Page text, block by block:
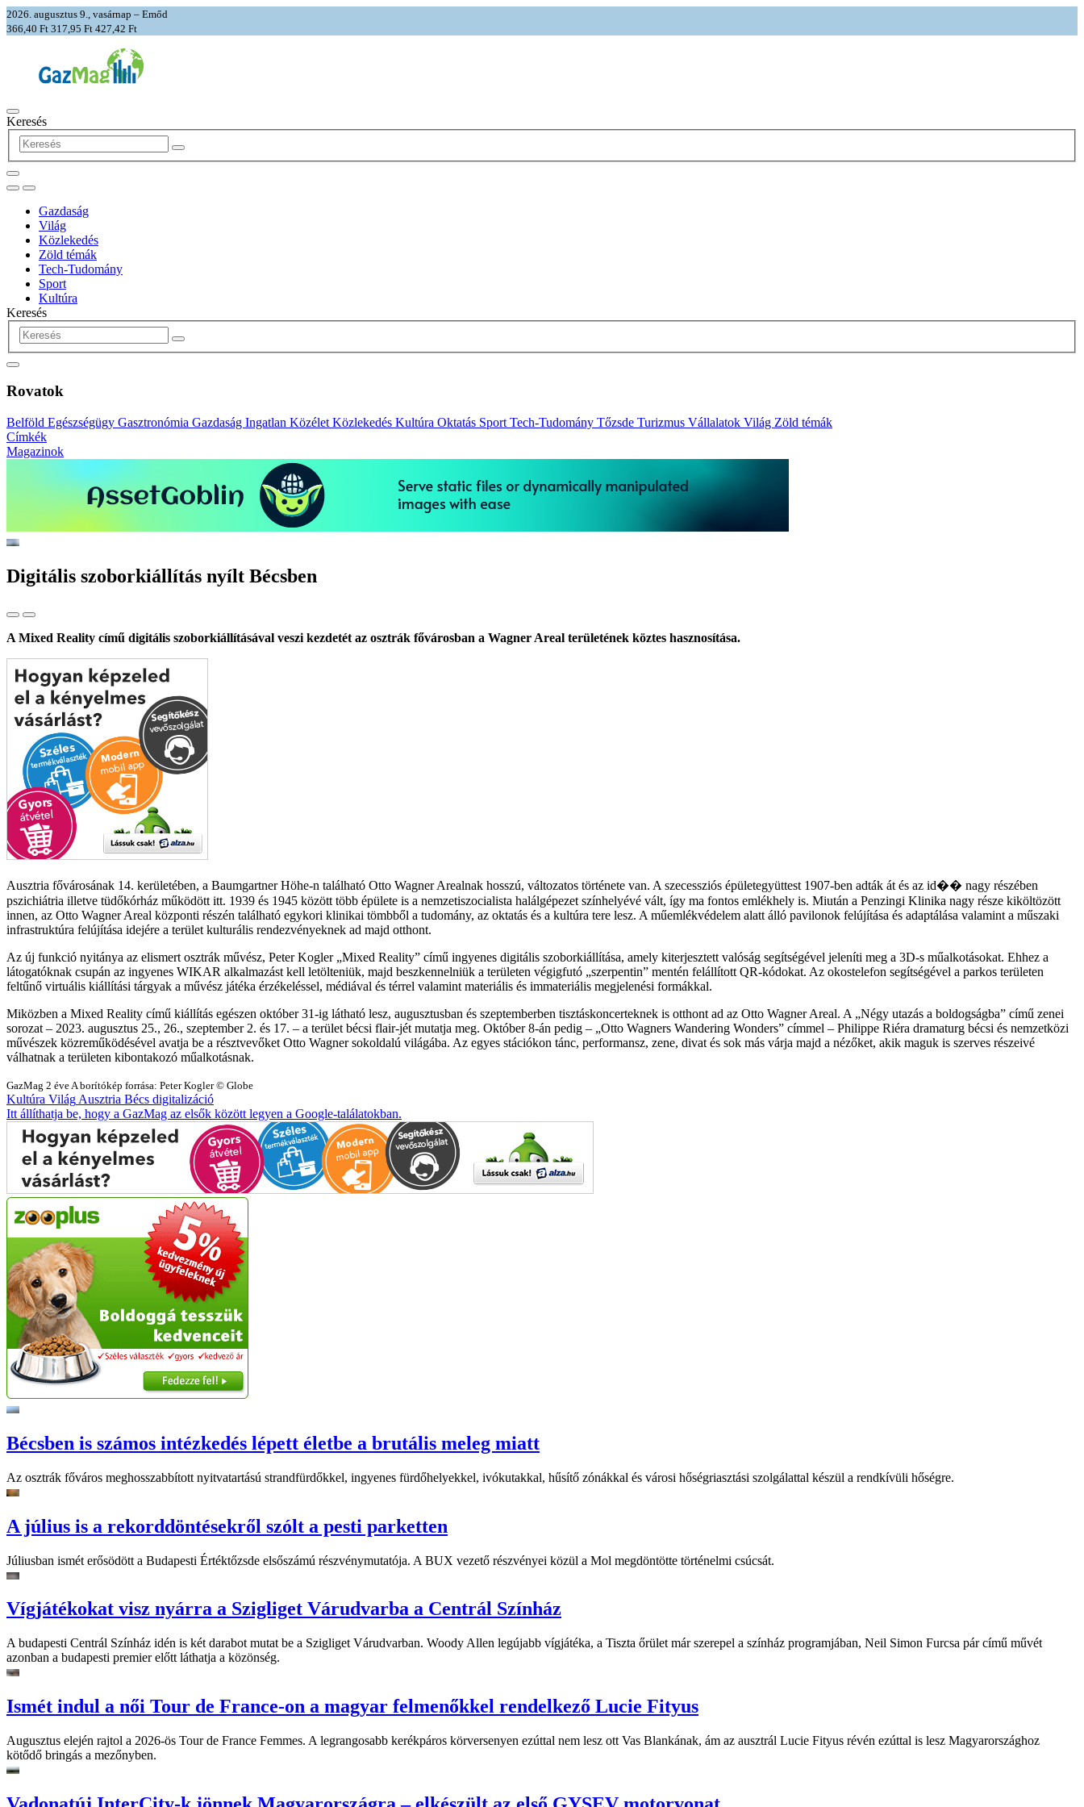
2026. augusztus 9., vasárnap – Emőd
366,40 Ft 317,95 Ft 427,42 Ft
Keresés
Gazdaság
Világ
Közlekedés
Zöld témák
Tech-Tudomány
Sport
Kultúra
Keresés
Rovatok
Belföld Egészségügy Gasztronómia Gazdaság Ingatlan Közélet Közlekedés Kultúra Oktatás Sport Tech-Tudomány Tőzsde Turizmus Vállalatok Világ Zöld témák
Címkék
Magazinok
Digitális szoborkiállítás nyílt Bécsben
A Mixed Reality című digitális szoborkiállításával veszi kezdetét az osztrák fővárosban a Wagner Areal területének köztes hasznosítása.
Ausztria fővárosának 14. kerületében, a Baumgartner Höhe-n található Otto Wagner Arealnak hosszú, változatos története van. A szecessziós épületegyüttest 1907-ben adták át és az id�� nagy részében
pszichiátria illetve tüdőkórház működött itt. 1939 és 1945 között több épülete is a nemzetiszocialista halálgépezet színhelyévé vált, így ma fontos emlékhely is. Miután a Penzingi Klinika nagy része kiköltözött
innen, az Otto Wagner Areal központi részén található egykori klinikai tömbből a tudomány, az oktatás és a kultúra tere lesz. A műemlékvédelem alatt álló pavilonok felújítása és adaptálása valamint a műszaki
infrastruktúra felújítása idejére a terület kulturális rendezvényeknek ad majd otthont.
Az új funkció nyitánya az elismert osztrák művész, Peter Kogler „Mixed Reality” című ingyenes digitális szoborkiállítása, amely kiterjesztett valóság segítségével jeleníti meg a 3D-s műalkotásokat. Ehhez a
látogatóknak csupán az ingyenes WIKAR alkalmazást kell letölteniük, majd beszkennelniük a területen végigfutó „szerpentin” mentén felállított QR-kódokat. Az okostelefon segítségével a parkos területen
feltűnő virtuális kiállítási tárgyak a művész játéka érzékeléssel, médiával és térrel valamint materiális és immateriális megjelenési formákkal.
Miközben a Mixed Reality című kiállítás egészen október 31-ig látható lesz, augusztusban és szeptemberben tisztáskoncerteknek is otthont ad az Otto Wagner Areal. A „Négy utazás a boldogságba” című zenei
sorozat – 2023. augusztus 25., 26., szeptember 2. és 17. – a terület bécsi flair-jét mutatja meg. Október 8-án pedig – „Otto Wagners Wandering Wonders” címmel – Philippe Riéra dramaturg bécsi és nemzetközi
művészek közreműködésével avatja be a résztvevőket Otto Wagner sokoldalú világába. Az egyes stációkon tánc, performansz, zene, divat és sok más várja majd a nézőket, akik maguk is szerves részeivé
válhatnak a területen kibontakozó műalkotásnak.
GazMag 2 éve A borítókép forrása: Peter Kogler © Globe
Kultúra Világ Ausztria Bécs digitalizáció
Itt állíthatja be, hogy a GazMag az elsők között legyen a Google-találatokban.
Bécsben is számos intézkedés lépett életbe a brutális meleg miatt
Az osztrák főváros meghosszabbított nyitvatartású strandfürdőkkel, ingyenes fürdőhelyekkel, ivókutakkal, hűsítő zónákkal és városi hőségriasztási szolgálattal készül a rendkívüli hőségre.
A július is a rekorddöntésekről szólt a pesti parketten
Júliusban ismét erősödött a Budapesti Értéktőzsde elsőszámú részvénymutatója. A BUX vezető részvényei közül a Mol megdöntötte történelmi csúcsát.
Vígjátékokat visz nyárra a Szigliget Várudvarba a Centrál Színház
A budapesti Centrál Színház idén is két darabot mutat be a Szigliget Várudvarban. Woody Allen legújabb vígjátéka, a Tiszta őrület már szerepel a színház programjában, Neil Simon Furcsa pár című művét
azonban a budapesti premier előtt láthatja a közönség.
Ismét indul a női Tour de France-on a magyar felmenőkkel rendelkező Lucie Fityus
Augusztus elején rajtol a 2026-ös Tour de France Femmes. A legrangosabb kerékpáros körversenyen ezúttal nem lesz ott Vas Blankának, ám az ausztrál Lucie Fityus révén ezúttal is lesz Magyarországhoz
kötődő bringás a mezőnyben.